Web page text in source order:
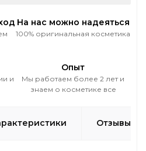
На нас можно надеяться
100% оригинальная косметика
и
Опыт
Мы работаем более 2 лет и
знаем о косметике все
Отзывы